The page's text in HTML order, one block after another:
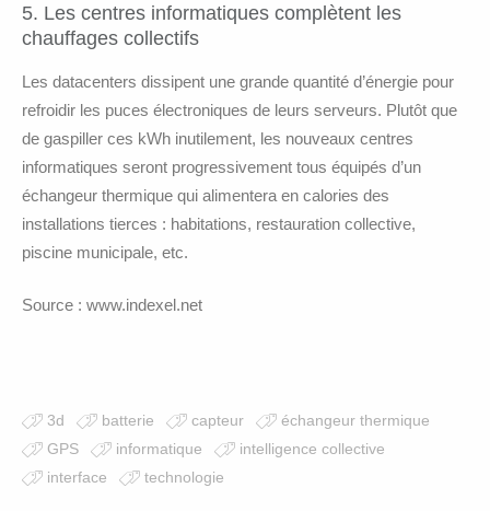
5. Les centres informatiques complètent les
chauffages collectifs
Les datacenters dissipent une grande quantité d’énergie pour
refroidir les puces électroniques de leurs serveurs. Plutôt que
de gaspiller ces kWh inutilement, les nouveaux centres
informatiques seront progressivement tous équipés d’un
échangeur thermique qui alimentera en calories des
installations tierces : habitations, restauration collective,
piscine municipale, etc.
Source : www.indexel.net
3d batterie capteur
échangeur thermique
GPS
informatique
intelligence collective
interface
technologie